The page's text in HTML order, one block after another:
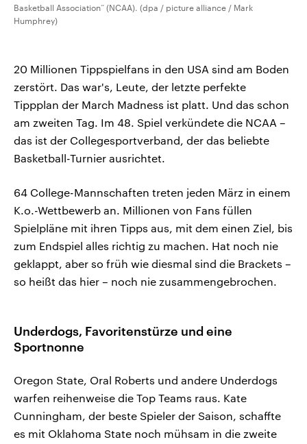
Basketball Association“ (NCAA). (dpa / picture alliance / Mark
Humphrey)
20 Millionen Tippspielfans in den USA sind am Boden
zerstört. Das war's, Leute, der letzte perfekte
Tippplan der March Madness ist platt. Und das schon
am zweiten Tag. Im 48. Spiel verkündete die NCAA –
das ist der Collegesportverband, der das beliebte
Basketball-Turnier ausrichtet.
64 College-Mannschaften treten jeden März in einem
K.o.-Wettbewerb an. Millionen von Fans füllen
Spielpläne mit ihren Tipps aus, mit dem einen Ziel, bis
zum Endspiel alles richtig zu machen. Hat noch nie
geklappt, aber so früh wie diesmal sind die Brackets –
so heißt das hier – noch nie zusammengebrochen.
Underdogs, Favoritenstürze und eine
Sportnonne
Oregon State, Oral Roberts und andere Underdogs
warfen reihenweise die Top Teams raus. Kate
Cunningham, der beste Spieler der Saison, schaffte
es mit Oklahoma State noch mühsam in die zweite